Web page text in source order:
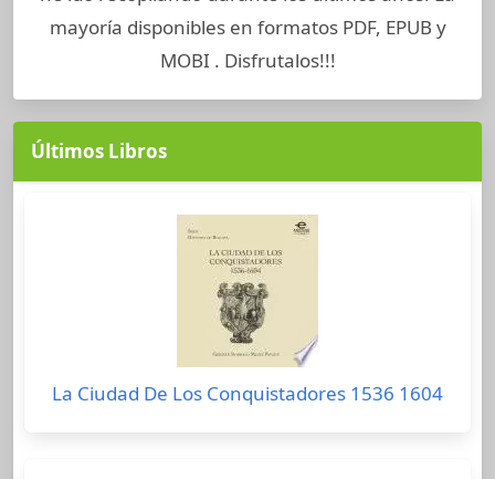
mayoría disponibles en formatos PDF, EPUB y
MOBI . Disfrutalos!!!
Últimos Libros
La Ciudad De Los Conquistadores 1536 1604